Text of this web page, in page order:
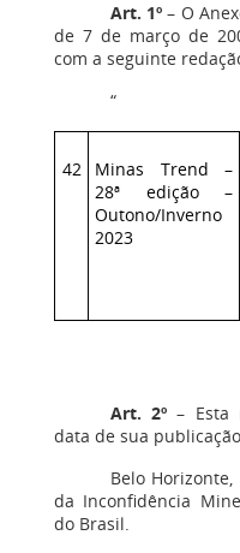
Art. 1º – O
de 7 de março de
com a seguinte
“
42
Minas Trend –
28ª edição –
Outono/Inverno
2023
Art. 2º – Esta
data de sua
Belo
da Inconfidência
do Brasil.